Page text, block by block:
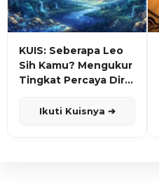
KUIS: Seberapa Leo
Sih Kamu? Mengukur
Tingkat Percaya Diri
Ikuti Kuisnya ➔